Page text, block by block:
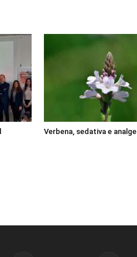
Verbena, sedativa e